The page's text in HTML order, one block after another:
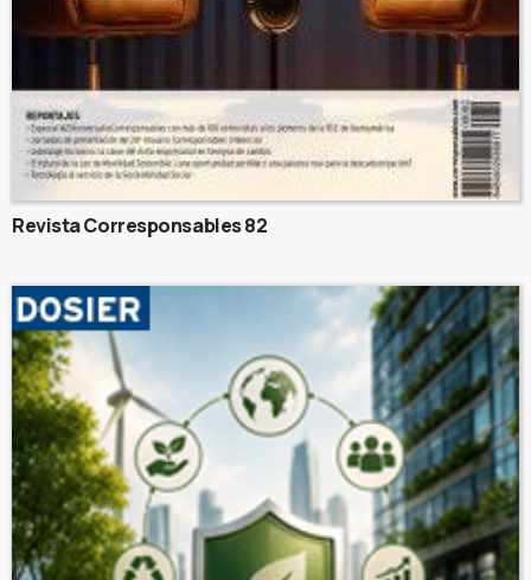
Revista Corresponsables 82